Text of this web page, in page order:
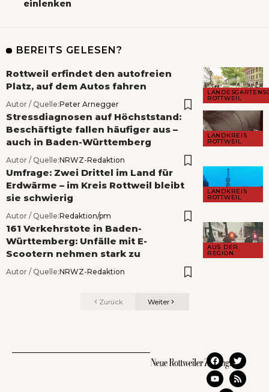
einlenken
BEREITS GELESEN?
ROTTWEIL
Rottweil erfindet den autofreien
Platz, auf dem Autos fahren
Autor / Quelle:Peter Arnegger
LANDKREIS
ROTTWEIL
Stressdiagnosen auf Höchststand:
Beschäftigte fallen häufiger aus –
auch in Baden-Württemberg
Autor / Quelle:NRWZ-Redaktion
LANDKREIS
ROTTWEIL
Umfrage: Zwei Drittel im Land für
Erdwärme – im Kreis Rottweil bleibt
sie schwierig
Autor / Quelle:Redaktion/pm
AUS DER
REGION
161 Verkehrstote in Baden-
Württemberg: Unfälle mit E-
Scootern nehmen stark zu
Autor / Quelle:NRWZ-Redaktion
Zurück Weiter